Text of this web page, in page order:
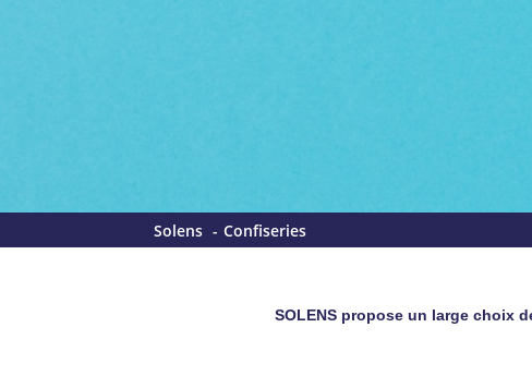
Solens Confiseries
SOLENS propose un large choix